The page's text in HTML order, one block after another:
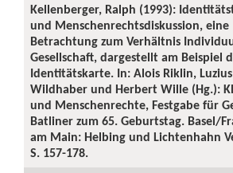
Kellenberger, Ralph (1993):
und Menschenrechtsdiskussion, eine
Betrachtung zum Verhältnis
Gesellschaft, dargestellt am Beispiel
Identitätskarte. In: Alois Riklin, Luzius
Wildhaber und Herbert Wille (Hg.):
und Menschenrechte, Festgabe für
Batliner zum 65. Geburtstag. Basel/
am Main: Helbing und Lichtenhahn
S. 157-178.